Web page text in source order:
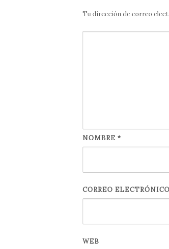
Tu dirección de correo
NOMBRE *
CORREO ELECTRÓNICO
WEB